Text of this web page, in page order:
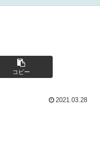
コピー
2021.03.28